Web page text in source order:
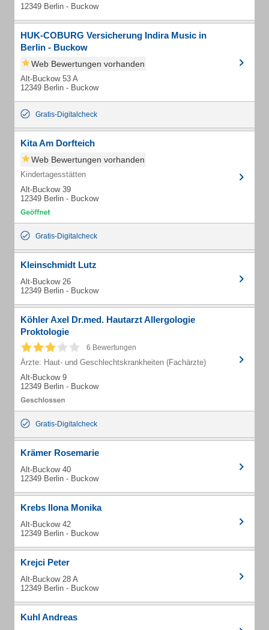
12349 Berlin - Buckow
HUK-COBURG Versicherung Indira Music in
Berlin - Buckow
Web Bewertungen vorhanden
Alt-Buckow 53 A
12349 Berlin - Buckow
Gratis-Digitalcheck
Kita Am Dorfteich
Web Bewertungen vorhanden
Kindertagesstätten
Alt-Buckow 39
12349 Berlin - Buckow
Gratis-Digitalcheck
Kleinschmidt Lutz
Alt-Buckow 26
12349 Berlin - Buckow
Köhler Axel Dr.med. Hautarzt Allergologie
Proktologie
6 Bewertungen
Ärzte: Haut- und Geschlechtskrankheiten (Fachärzte)
Alt-Buckow 9
12349 Berlin - Buckow
Gratis-Digitalcheck
Krämer Rosemarie
Alt-Buckow 40
12349 Berlin - Buckow
Krebs Ilona Monika
Alt-Buckow 42
12349 Berlin - Buckow
Krejci Peter
Alt-Buckow 28 A
12349 Berlin - Buckow
Kuhl Andreas